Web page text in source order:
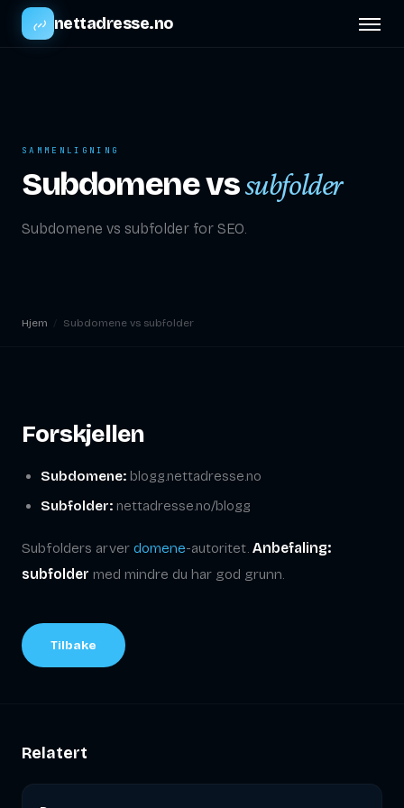
nettadresse.no
SAMMENLIGNING
Subdomene vssubfolder
Subdomene vs subfolder for SEO.
Hjem Subdomene vs subfolder
Forskjellen
Subdomene:blogg.nettadresse.no
Subfolder:nettadresse.no/blogg
Subfolders arver domene-autoritet. Anbefaling:
subfolder med mindre du har god grunn.
Tilbake
Relatert